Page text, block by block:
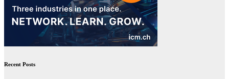
Recent Posts